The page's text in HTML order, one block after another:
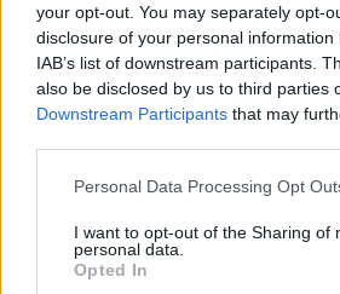
your opt-out. You may separately opt-
disclosure of your personal
IAB’s list of downstream participants.
also be disclosed by us to third parties
Downstream Participants that may
Please note that this website/app uses
not limited to your visit or usage
grant or deny consent to Google and
use your data for below specified
Personal Data Processing Opt
I want to opt-out of the Sharing of
personal data.
Opted In